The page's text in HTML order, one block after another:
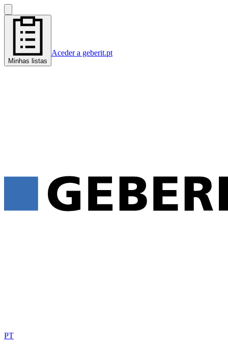
Minhas listas
Aceder a geberit.pt
PT